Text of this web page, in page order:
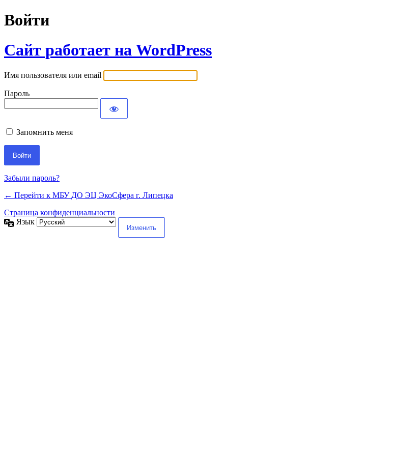
Войти
Сайт работает на WordPress
Имя пользователя или email
Пароль
Запомнить меня
Забыли пароль?
← Перейти к МБУ ДО ЭЦ ЭкоСфера г. Липецка
Страница конфиденциальности
Язык